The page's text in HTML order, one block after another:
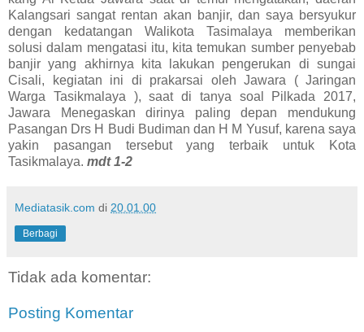
Kalangsari sangat rentan akan banjir, dan saya bersyukur
dengan kedatangan Walikota Tasimalaya memberikan
solusi dalam mengatasi itu, kita temukan sumber penyebab
banjir yang akhirnya kita lakukan pengerukan di sungai
Cisali, kegiatan ini di prakarsai oleh Jawara ( Jaringan
Warga Tasikmalaya ), saat di tanya soal Pilkada 2017,
Jawara Menegaskan dirinya paling depan mendukung
Pasangan Drs H Budi Budiman dan H M Yusuf, karena saya
yakin pasangan tersebut yang terbaik untuk Kota
Tasikmalaya. mdt 1-2
Mediatasik.com di 20.01.00
Berbagi
Tidak ada komentar:
Posting Komentar